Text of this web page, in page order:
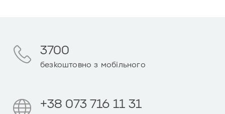
3700
безкоштовно з мобільного
+38 073 716 11 31